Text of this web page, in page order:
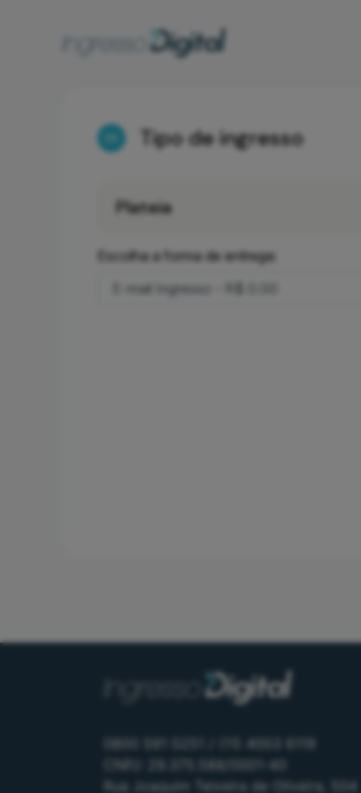
Tipo de ingresso
Plateia
Escolha a forma de entrega:
Rua Joaquim Teixeira de Oliveira, 504